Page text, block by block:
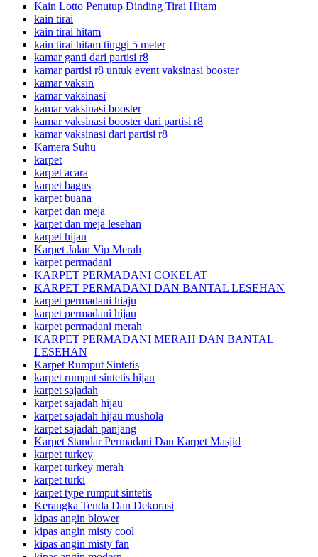
Kain Lotto Penutup Dinding Tirai Hitam
kain tirai
kain tirai hitam
kain tirai hitam tinggi 5 meter
kamar ganti dari partisi r8
kamar partisi r8 untuk event vaksinasi booster
kamar vaksin
kamar vaksinasi
kamar vaksinasi booster
kamar vaksinasi booster dari partisi r8
kamar vaksinasi dari partisi r8
Kamera Suhu
karpet
karpet acara
karpet bagus
karpet buana
karpet dan meja
karpet dan meja lesehan
karpet hijau
Karpet Jalan Vip Merah
karpet permadani
KARPET PERMADANI COKELAT
KARPET PERMADANI DAN BANTAL LESEHAN
karpet permadani hiaju
karpet permadani hijau
karpet permadani merah
KARPET PERMADANI MERAH DAN BANTAL
LESEHAN
Karpet Rumput Sintetis
karpet rumput sintetis hijau
karpet sajadah
karpet sajadah hijau
karpet sajadah hijau mushola
karpet sajadah panjang
Karpet Standar Permadani Dan Karpet Masjid
karpet turkey
karpet turkey merah
karpet turki
karpet type rumput sintetis
Kerangka Tenda Dan Dekorasi
kipas angin blower
kipas angin misty cool
kipas angin misty fan